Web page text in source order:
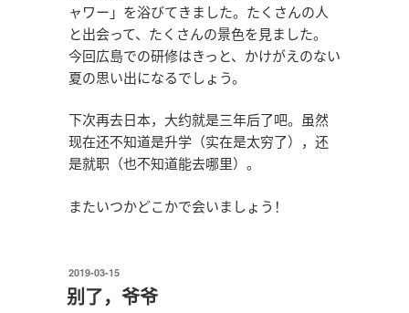
ャワー」を浴びてきました。たくさんの人
と出会って、たくさんの景色を見ました。
今回広島での研修はきっと、かけがえのない
夏の思い出になるでしょう。
下次再去日本，大约就是三年后了吧。虽然
现在还不知道是升学（实在是太穷了），还
是就职（也不知道能去哪里）。
またいつかどこかで会いましょう！
发
布
于
2019-03-15
别了，爷爷